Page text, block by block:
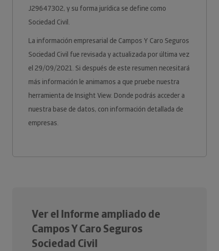
J29647302, y su forma jurídica se define como
Sociedad Civil.
La información empresarial de Campos Y Caro Seguros
Sociedad Civil fue revisada y actualizada por última vez
el 29/09/2021. Si después de este resumen necesitará
más información le animamos a que pruebe nuestra
herramienta de Insight View. Donde podrás acceder a
nuestra base de datos, con información detallada de
empresas.
Ver el Informe ampliado de
Campos Y Caro Seguros
Sociedad Civil